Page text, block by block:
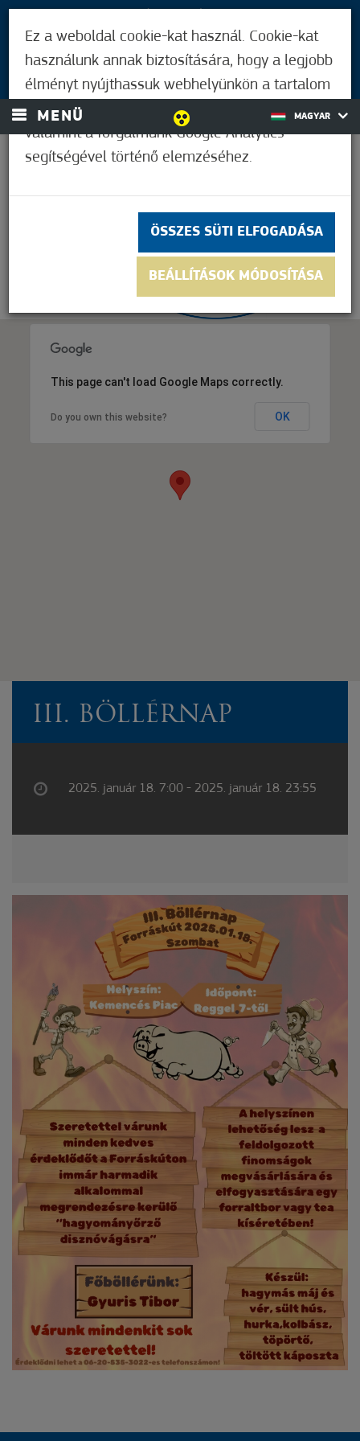
BEJELENTKEZÉS
MENÜ MAGYAR
This page can't load Google Maps correctly.
Do you own this website? OK
III. BÖLLÉRNAP
2025. január 18. 7:00 - 2025. január 18. 23:55
Ez a weboldal cookie-kat használ. Cookie-kat
használunk annak biztosítására, hogy a legjobb
élményt nyújthassuk webhelyünkön a tartalom
és a hirdetések személyre szabásához,
valamint a forgalmunk Google Analytics
segítségével történő elemzéséhez.
ÖSSZES SÜTI ELFOGADÁSA
BEÁLLÍTÁSOK MÓDOSÍTÁSA